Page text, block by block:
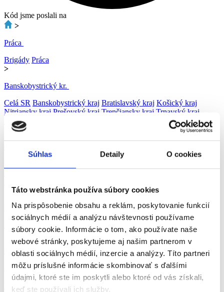
Súhlas Detaily O cookies
Táto webstránka používa súbory cookies
Na prispôsobenie obsahu a reklám, poskytovanie funkcií
sociálnych médií a analýzu návštevnosti používame
súbory cookie. Informácie o tom, ako používate naše
webové stránky, poskytujeme aj našim partnerom v
oblasti sociálnych médií, inzercie a analýzy. Títo partneri
môžu príslušné informácie skombinovať s ďalšími
údajmi, ktoré ste im poskytli alebo ktoré od vás získali,
keď ste používali ich služby.
Kód jsme poslali na
>
Práca
Brigády Práca
>
Banskobystrický kr.
Celá SR Banskobystrický kraj Bratislavský kraj Košický kraj
Nitriansky kraj Prešovský kraj Trenčiansky kraj Trnavský kraj
Žilinský kraj
Banská Bystrica
Banská Bystrica
Obchod a predaj
AdministratívaAutomobilový priemysel Ubytovanie, cestovný ruch,
gastronómia Chémia a potravinárstvo Doprava a zásobovanie
Ekonomika
Technika, elektrotechnika, energetika